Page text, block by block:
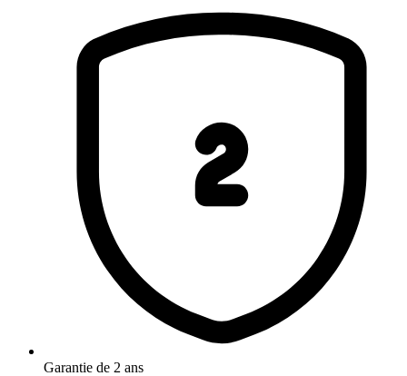
Garantie de 2 ans